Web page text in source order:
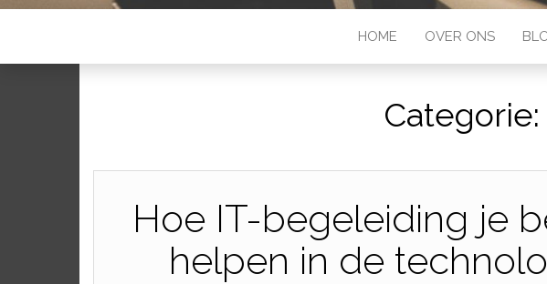
HOME OVER ONS
Categorie:
Hoe IT-begeleiding je
helpen in de